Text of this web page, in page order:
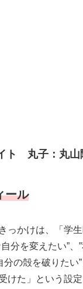
ト 丸子：丸山
ール
っかけは、「学
分を変えたい”、
分の殻を破りたい
けた」という設定